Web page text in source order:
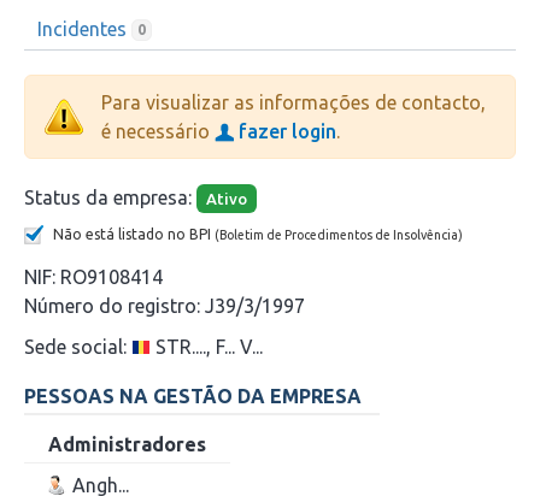
Incidentes 0
Para visualizar as informações de contacto,
é necessário
fazer login
Status da empresa: Ativo
Não está listado no BPI (Boletim de Procedimentos de Insolvência)
NIF: RO9108414
Número do registro: J39/3/1997
Sede social:
STR...., F... V...
PESSOAS NA GESTÃO DA EMPRESA
Administradores
Angh...